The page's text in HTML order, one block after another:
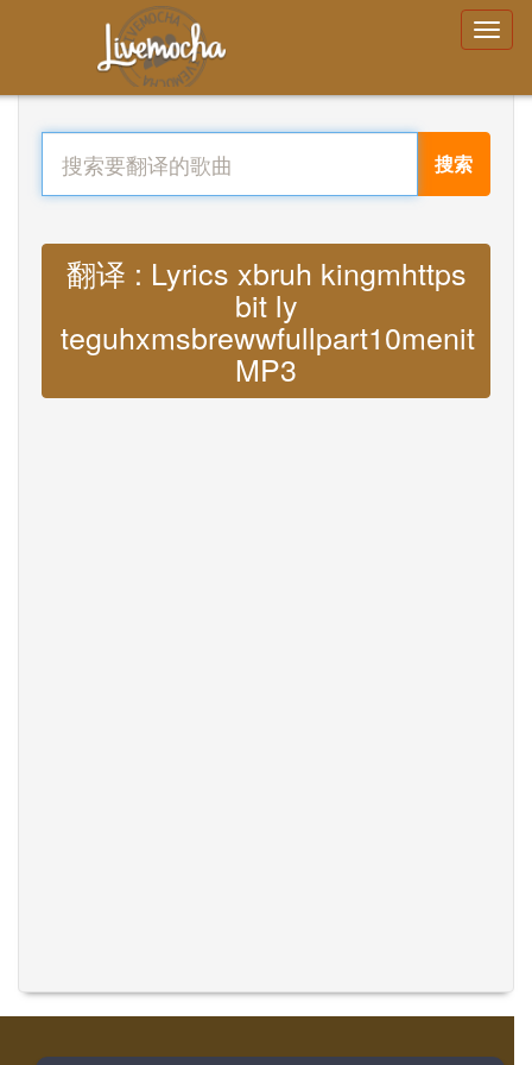
搜索
翻译 : Lyrics xbruh kingmhttps
bit ly
teguhxmsbrewwfullpart10menit
MP3